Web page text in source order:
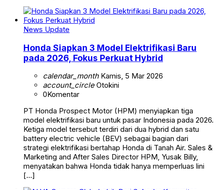
News Update
Honda Siapkan 3 Model Elektrifikasi Baru
pada 2026, Fokus Perkuat Hybrid
calendar_monthKamis, 5 Mar 2026
account_circleOtokini
0Komentar
PT Honda Prospect Motor (HPM) menyiapkan tiga
model elektrifikasi baru untuk pasar Indonesia pada 2026.
Ketiga model tersebut terdiri dari dua hybrid dan satu
battery electric vehicle (BEV) sebagai bagian dari
strategi elektrifikasi bertahap Honda di Tanah Air. Sales &
Marketing and After Sales Director HPM, Yusak Billy,
menyatakan bahwa Honda tidak hanya memperluas lini
[…]